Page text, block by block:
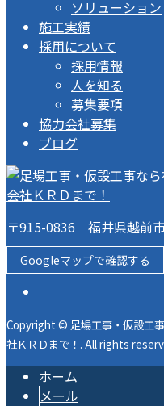
ソリューション
施工実績
採用について
採用情報
人を知る
募集要項
協力会社募集
ブログ
〒915-0836 福井県越前
Googleマップで確認する
Copyright © 足場工事・仮設工
社ＫＲＤまで！. All rights
ホーム
メール